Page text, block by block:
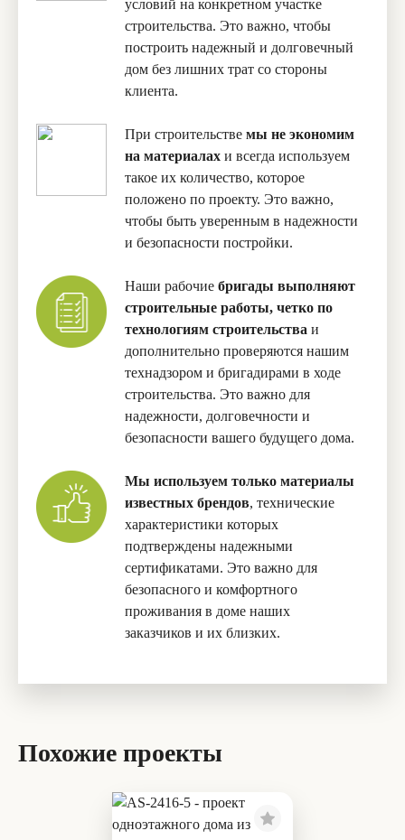
условий на конкретном участке
строительства. Это важно, чтобы
построить надежный и долговечный
дом без лишних трат со стороны
клиента.
При строительстве мы не экономим
на материалах и всегда используем
такое их количество, которое
положено по проекту. Это важно,
чтобы быть уверенным в надежности
и безопасности постройки.
Наши рабочие бригады выполняют
строительные работы, четко по
технологиям строительства и
дополнительно проверяются нашим
технадзором и бригадирами в ходе
строительства. Это важно для
надежности, долговечности и
безопасности вашего будущего дома.
Мы используем только материалы
известных брендов, технические
характеристики которых
подтверждены надежными
сертификатами. Это важно для
безопасного и комфортного
проживания в доме наших
заказчиков и их близких.
Похожие проекты